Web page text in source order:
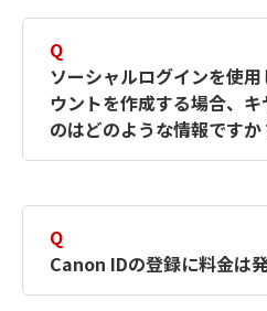
す。詳しい作成方法は
何ですか？Canon IDの
ださい。
Q
ソーシャルログインを使
ウントを作成する場合、
のはどのような情報ですか
択したサービスから取
簡単に作成できるよう
Canon IDの登録フォー
Q
Canon IDの登録に料金は